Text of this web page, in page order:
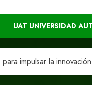
UAT UNIVERSIDAD
impulsar la